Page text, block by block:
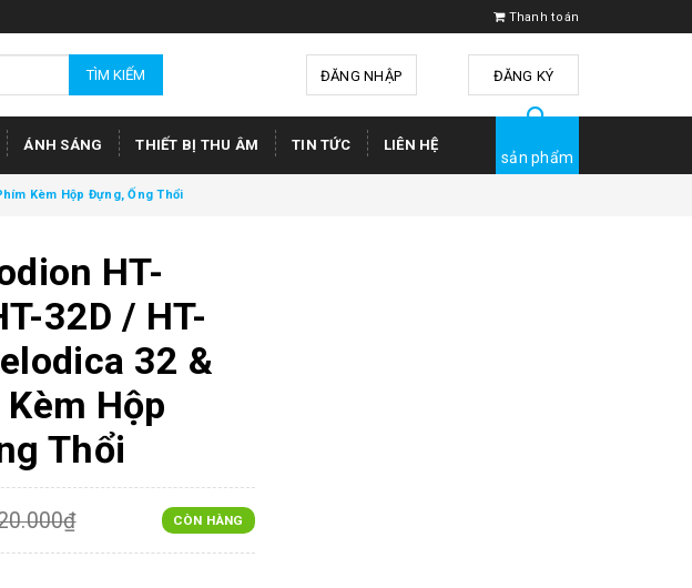
Thanh toán
TÌM KIẾM ĐĂNG NHẬP ĐĂNG KÝ
ÁNH SÁNG THIẾT BỊ THU ÂM TIN TỨC LIÊN HỆ
sản phẩm
Kèm Hộp Đựng, Ống Thổi
HT-
32D / HT-
32 &
Hộp
Thổi
CÒN HÀNG